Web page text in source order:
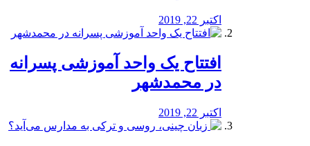
اکتبر 22, 2019
افتتاح یک واحد آموزشی پسرانه
در محمدشهر
اکتبر 22, 2019